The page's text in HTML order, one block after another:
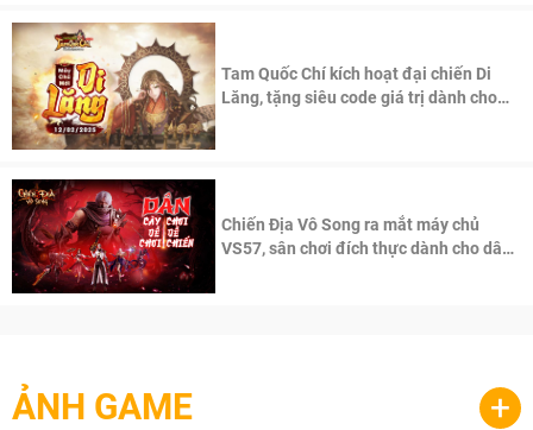
Tam Quốc Chí kích hoạt đại chiến Di
Lăng, tặng siêu code giá trị dành cho
Chiến Địa Vô Song ra mắt máy chủ
VS57, sân chơi đích thực dành cho dân
ẢNH GAME +